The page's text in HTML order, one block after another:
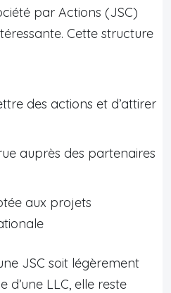
par Actions (JSC)
Cette structure
des actions et d’attirer
auprès des partenaires
aux projets
JSC soit légèrement
d’une LLC, elle reste